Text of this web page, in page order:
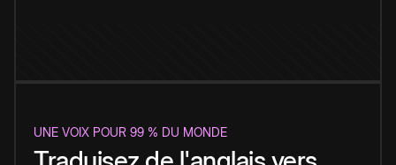
UNE VOIX POUR 99 % DU MONDE